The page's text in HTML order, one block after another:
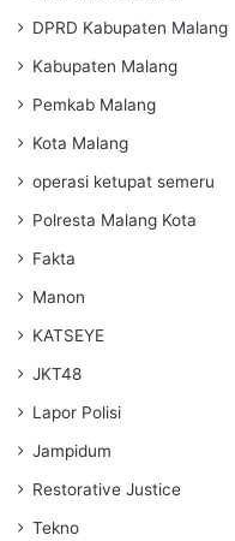
DPRD Kabupaten Malang
Kabupaten Malang
Pemkab Malang
Kota Malang
operasi ketupat semeru
Polresta Malang Kota
Fakta
Manon
KATSEYE
JKT48
Lapor Polisi
Jampidum
Restorative Justice
Tekno